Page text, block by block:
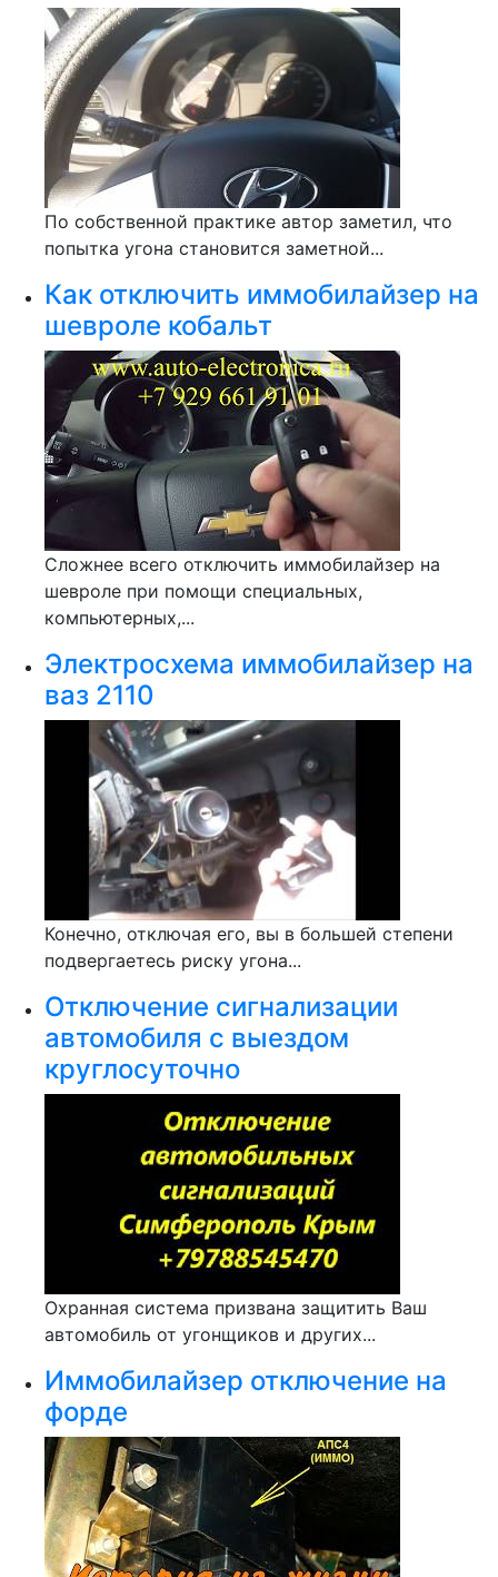
По собственной практике автор заметил, что
попытка угона становится заметной...
Как отключить иммобилайзер на
шевроле кобальт
Сложнее всего отключить иммобилайзер на
шевроле при помощи специальных,
компьютерных,...
Электросхема иммобилайзер на
ваз 2110
Конечно, отключая его, вы в большей степени
подвергаетесь риску угона...
Отключение сигнализации
автомобиля с выездом
круглосуточно
Охранная система призвана защитить Ваш
автомобиль от угонщиков и других...
Иммобилайзер отключение на
форде